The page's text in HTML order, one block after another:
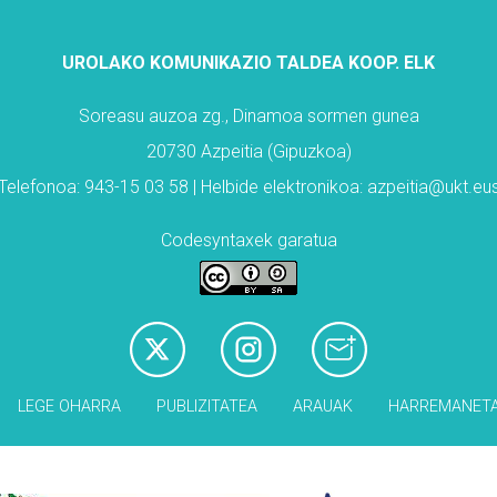
UROLAKO KOMUNIKAZIO TALDEA KOOP. ELK
Soreasu auzoa zg., Dinamoa sormen gunea
20730 Azpeitia (Gipuzkoa)
943-15 03 58 | Helbide elektronikoa:
Codesyntaxek garatua
LEGE OHARRA PUBLIZITATEA ARAUAK